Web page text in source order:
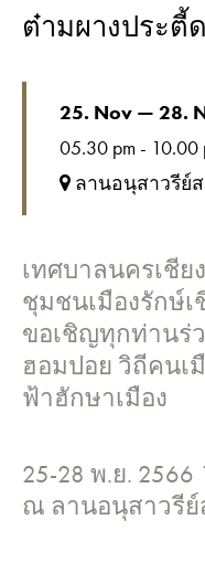
ต๋ามผางประตี้
25. Nov — 28.
05.30 pm - 10.00
ลานอนุสาวรีย์
เทศบาลนครเชีย
ชุมชนเมืองรักษ์เ
ขอเชิญทุกท่านร่
ฮอมปอย วิถีคนเ
ฟ้าฮักษาเมือง
25-28 พ.ย. 2566
ณ ลานอนุสาวรี